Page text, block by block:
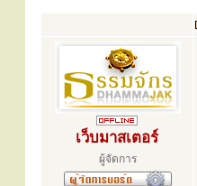
เว็บมาสเตอร์
ผู้จัดการ